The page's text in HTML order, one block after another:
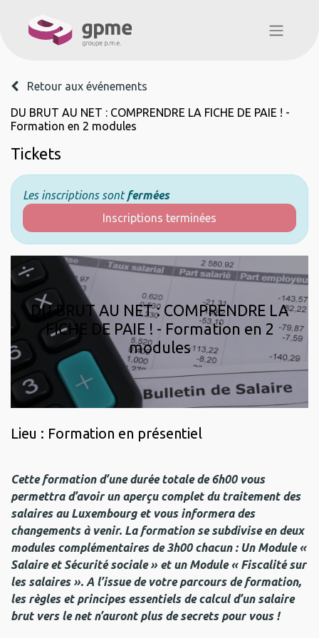
Retour aux événements
DU BRUT AU NET : COMPRENDRE LA FICHE DE PAIE ! -
Formation en 2 modules
Tickets
Les inscriptions sontfermées
Inscriptions terminées
DU BRUT AU NET : COMPRENDRE LA
FICHE DE PAIE ! - Formation en 2
modules
Lieu : Formation en présentiel
Cette formation d’une durée totale de 6h00 vous
permettra d’avoir un aperçu complet du traitement des
salaires au Luxembourg et vous informera des
changements à venir. La formation se subdivise en deux
modules complémentaires de 3h00 chacun : Un Module «
Salaire et Sécurité sociale » et un Module « Fiscalité sur
les salaires ». A l’issue de votre parcours de formation,
les règles et principes essentiels de calcul d’un salaire
brut vers le net n’auront plus de secrets pour vous !